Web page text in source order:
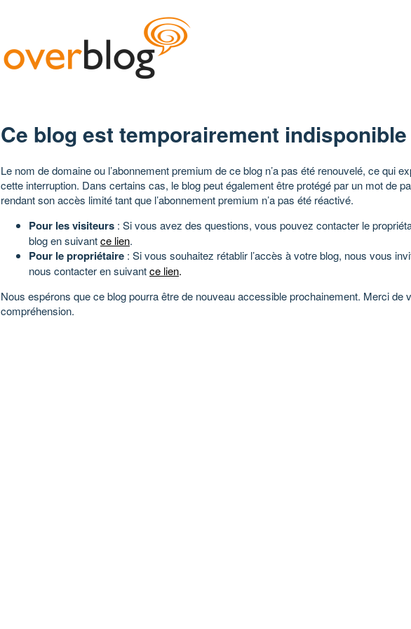
Ce blog est temporairement indisponible
Le nom de domaine ou l’abonnement premium de ce blog n’a pas été renouvelé, ce qui
cette interruption. Dans certains cas, le blog peut également être protégé par un mot de
rendant son accès limité tant que l’abonnement premium n’a pas été réactivé.
Pour les visiteurs : Si vous avez des questions, vous pouvez contacter le
blog en suivantce lien.
Pour le propriétaire : Si vous souhaitez rétablir l’accès à votre blog, nous vous
nous contacter en suivantce lien.
Nous espérons que ce blog pourra être de nouveau accessible prochainement. Merci de
compréhension.